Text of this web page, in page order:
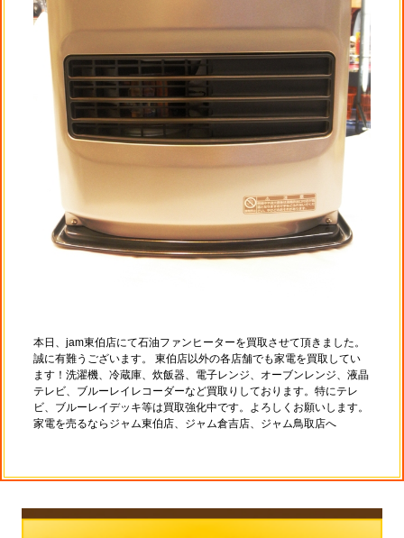
本日、jam東伯店にて石油ファンヒーターを買取させて頂きました。
誠に有難うございます。 東伯店以外の各店舗でも家電を買取してい
ます！洗濯機、冷蔵庫、炊飯器、電子レンジ、オーブンレンジ、液晶
テレビ、ブルーレイレコーダーなど買取りしております。特にテレ
ビ、ブルーレイデッキ等は買取強化中です。よろしくお願いします。
家電を売るならジャム東伯店、ジャム倉吉店、ジャム鳥取店へ